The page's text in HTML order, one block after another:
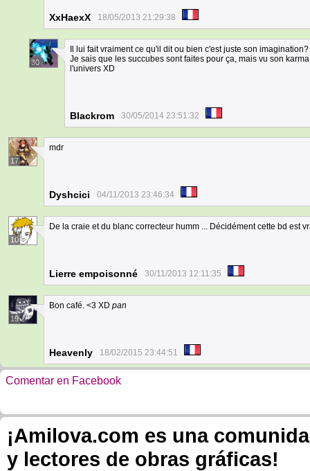
XxHaexX 18/05/2013 21:29:38
30
Il lui fait vraiment ce qu'il dit ou bien c'est juste son imagination?
Je sais que les succubes sont faites pour ça, mais vu son
l'univers XD
Blackrom 30/05/2014 23:51:32
17
mdr
Dyshcici 04/11/2013 23:46:34
10
De la craie et du blanc correcteur humm ... Décidément cette bd est
Lierre empoisonné 30/11/2013 12:11:35
19
Bon café. <3 XD pan
Heavenly 18/02/2015 23:44:51
Comentar en Facebook
¡Amilova.com es una
y lectores de obras gráficas!